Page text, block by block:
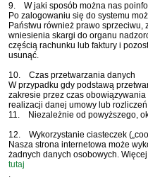
9. W jaki sposób można nas
Po zalogowaniu się do systemu
Państwu również prawo
wniesienia skargi do organu
częścią rachunku lub faktury i
usunąć.
10. Czas przetwarzania danych
W przypadku gdy podstawą
zakresie przez czas
realizacji danej umowy lub
11. Niezależnie od powyższego,
12. Wykorzystanie ciasteczek
Nasza strona internetowa może
żadnych danych osobowych.
tutaj
.